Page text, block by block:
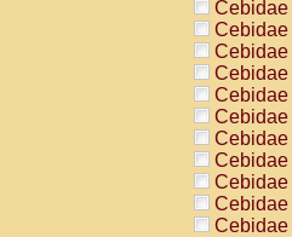
Cebidae
Cebidae
Cebidae
Cebidae
Cebidae
Cebidae
Cebidae
Cebidae
Cebidae
Cebidae
Cebidae